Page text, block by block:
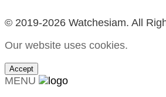
© 2019-2026 Watchesiam. All
Our website uses cookies.
Accept
MENU